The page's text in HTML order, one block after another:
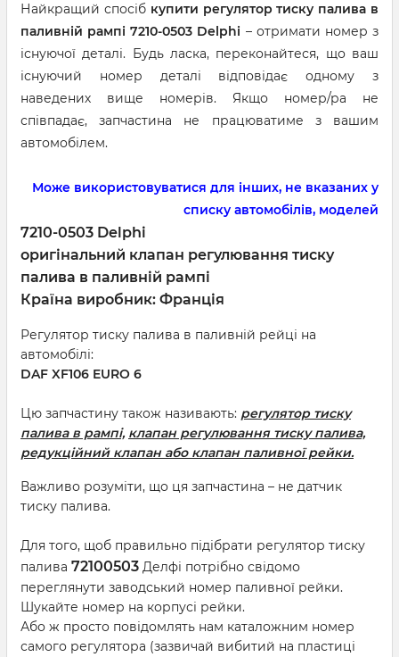
Найкращий спосіб купити регулятор тиску палива в
паливній рампі7210-0503 Delphi – отримати номер з
існуючої деталі. Будь ласка, переконайтеся, що ваш
існуючий номер деталі відповідає одному з
наведених вище номерів. Якщо номер/ра не
співпадає, запчастина не працюватиме з вашим
автомобілем.
Може використовуватися для інших, не вказаних у
списку автомобілів, моделей
7210-0503 Delphi
оригінальний клапан регулювання тиску
палива в паливній рампі
Країна виробник: Франція
Регулятор тиску палива в паливній рейці на
автомобілі:
DAF XF106 EURO 6
Цю запчастину також називають: регулятор тиску
палива в рампі, клапан регулювання тиску палива,
редукційний клапан або клапан паливної рейки.
Важливо розуміти, що ця запчастина – не датчик
тиску палива.
Для того, щоб правильно підібрати регулятор тиску
палива 72100503 Делфі потрібно свідомо
переглянути заводський номер паливної рейки.
Шукайте номер на корпусі рейки.
Або ж просто повідомлять нам каталожним номер
самого регулятора (зазвичай вибитий на пластиці